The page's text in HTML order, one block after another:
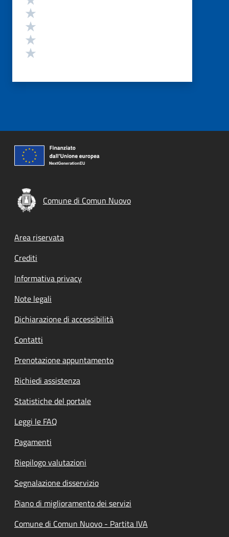
Comune di Comun Nuovo
Footer menu
Area riservata
Crediti
Informativa privacy
Note legali
Dichiarazione di accessibilità
Contatti
Prenotazione appuntamento
Richiedi assistenza
Statistiche del portale
Leggi le FAQ
Pagamenti
Riepilogo valutazioni
Segnalazione disservizio
Piano di miglioramento dei servizi
Comune di Comun Nuovo - Partita IVA